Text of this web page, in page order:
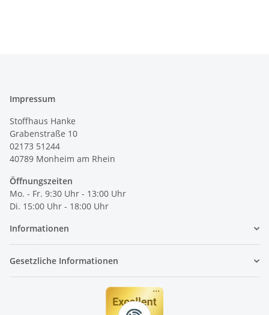
Impressum
Stoffhaus Hanke
Grabenstraße 10
02173 51244
40789 Monheim am Rhein
Öffnungszeiten
Mo. - Fr. 9:30 Uhr - 13:00 Uhr
Di. 15:00 Uhr - 18:00 Uhr
Informationen
Gesetzliche Informationen